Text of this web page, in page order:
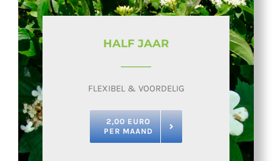
HALF JAAR
FLEXIBEL & VOORDELIG
2,00 EURO
PER MAAND